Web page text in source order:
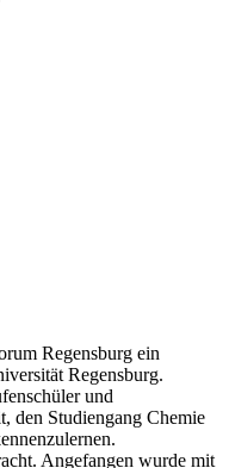
Regensburg ein
Regensburg.
und
den Studiengang Chemie
Angefangen wurde mit